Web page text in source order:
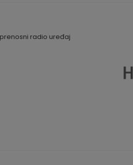
radio uređaj